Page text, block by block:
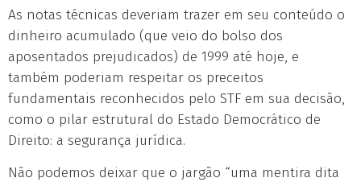
As notas técnicas deveriam trazer em seu conteúdo o
dinheiro acumulado (que veio do bolso dos
aposentados prejudicados) de 1999 até hoje, e
também poderiam respeitar os preceitos
fundamentais reconhecidos pelo STF em sua decisão,
como o pilar estrutural do Estado Democrático de
Direito: a segurança jurídica.
Não podemos deixar que o jargão “uma mentira dita